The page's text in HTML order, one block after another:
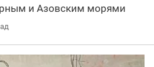
и Азовским морями